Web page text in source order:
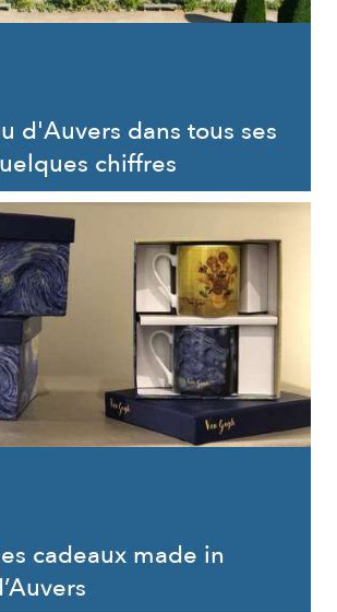
d'Auvers dans tous ses
chiffres
cadeaux made in